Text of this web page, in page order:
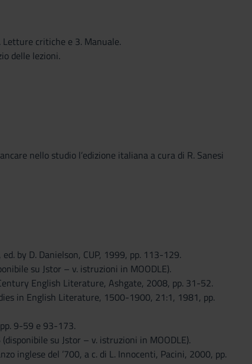
critiche e 3. Manuale.
delle lezioni.
nello studio l’edizione italiana a cura di R. Sanesi
by D. Danielson, CUP, 1999, pp. 113-129.
su Jstor – v. istruzioni in MOODLE).
English Literature, Ashgate, 2008, pp. 31-52.
in English Literature, 1500-1900, 21:1, 1981, pp.
9-59 e 93-173.
su Jstor – v. istruzioni in MOODLE).
inglese del ’700, a c. di L. Innocenti, Pacini, 2000, pp.